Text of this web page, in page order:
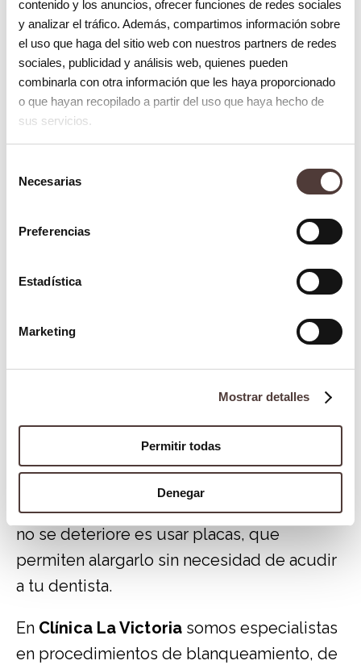
contenido y los anuncios, ofrecer funciones de redes sociales
y analizar el tráfico. Además, compartimos información sobre
el uso que haga del sitio web con nuestros partners de redes
sociales, publicidad y análisis web, quienes pueden
combinarla con otra información que les haya proporcionado
o que hayan recopilado a partir del uso que haya hecho de
sus servicios.
Necesarias
Preferencias
Estadística
Marketing
Mostrar detalles
Permitir todas
Denegar
En primer lugar, es indispensable reducir la
ingesta de alcohol y refrescos, ya que
contienen agentes agresivos que
oscurecen la dentadura y pueden echar a
perder si son tomados en exceso.
Además, deberás eliminar el tabaco de tu
rutina. El tabaco se trata de uno de los
factores que más oscurecen la dentadura,
por lo que deberías pensar en dejar de
fumar si quieres que tu blanqueamiento
Debes evitar en medida de lo posible los
primeros días después del tratamiento, ya
dental que desaparecerá pasado un corto
tiempo.
Una de las formas de hacer que dure más y
no se deteriore es usar placas, que
permiten alargarlo sin necesidad de acudir
a tu dentista.
En Clínica La Victoriasomos especialistas
en procedimientos de blanqueamiento, de